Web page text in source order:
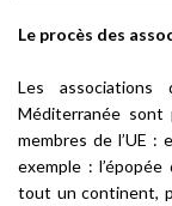
Le procès des
Les
Méditerranée sont
membres de l’UE :
exemple :
tout un continent,